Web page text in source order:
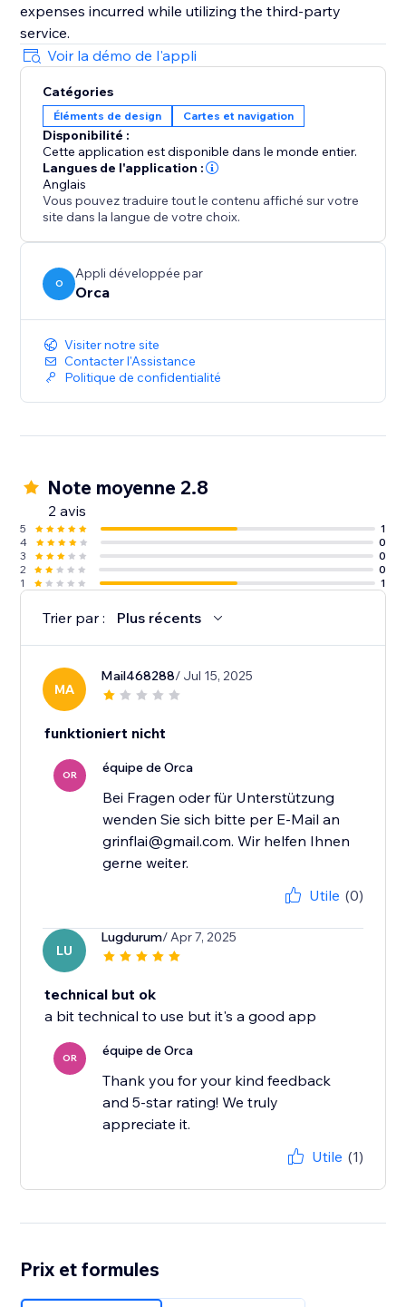
expenses incurred while utilizing the third-party
Voir la démo de l'appli
Catégories
Éléments de design Cartes et navigation
Disponibilité :
Cette application est disponible dans le monde entier.
Langues de l'application :
Anglais
Vous pouvez traduire tout le contenu affiché sur votre
site dans la langue de votre choix.
O
Appli développée par
Orca
Visiter notre site
Contacter l'Assistance
Politique de confidentialité
Note moyenne 2.8
2 avis
5
1
4
0
3
0
2
0
1
1
Trier par : Plus récents
MA
Mail468288/ Jul 15, 2025
funktioniert nicht
OR équipe de Orca
Bei Fragen oder für Unterstützung
wenden Sie sich bitte per E-Mail an
grinflai@gmail.com. Wir helfen Ihnen
gerne weiter.
Utile (0)
LU
Lugdurum/ Apr 7, 2025
technical but ok
a bit technical to use but it's a good app
OR équipe de Orca
Thank you for your kind feedback
and 5-star rating! We truly
appreciate it.
Utile (1)
Prix et formules